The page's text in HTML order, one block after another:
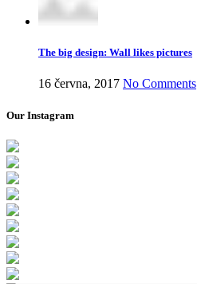
The big design: Wall likes pictures
16 června, 2017 No Comments
Our Instagram